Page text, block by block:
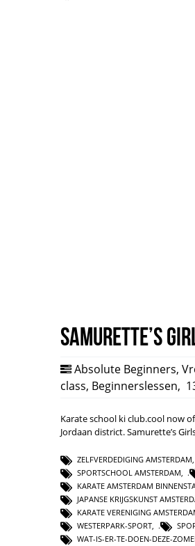
Samurette’s
Absolute Beginners,
class, Beginnerslessen,
Karate school ki club.cool now
Jordaan district. Samurette’s
ZELFVERDEDIGING AMSTERDAM
SPORTSCHOOL AMSTERDAM
KARATE AMSTERDAM
JAPANSE KRIJGSKUNST
KARATE VERENIGING
WESTERPARK-SPORT,
WAT-IS-ER-TE-DOEN-DEZE-